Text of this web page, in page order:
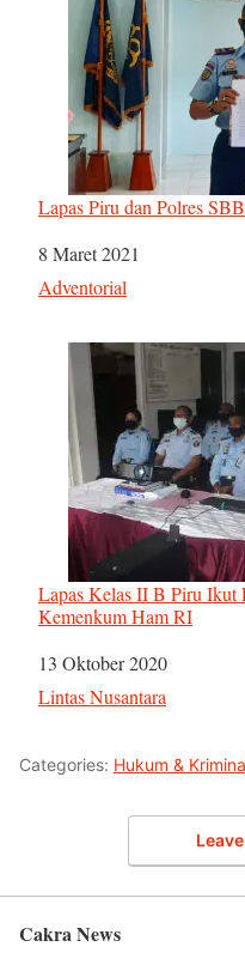
Lapas Piru dan Polres
Tanggal
8 Maret 2021
Sehubungan dengan
Adventorial
Lapas Kelas II B Piru
Kemenkum Ham RI
Tanggal
13 Oktober 2020
Sehubungan dengan
Lintas Nusantara
Categories: Hukum &
Cakra News